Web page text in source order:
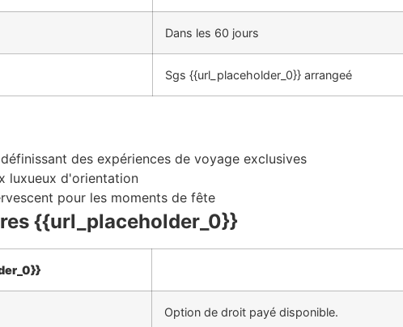
Dans les 60 jours
Sgs {{url_placeholder_0}} arrangeé
des expériences de voyage exclusives
luxueux d'orientation
pour les moments de fête
{{url_placeholder_0}}
Option de droit payé disponible.